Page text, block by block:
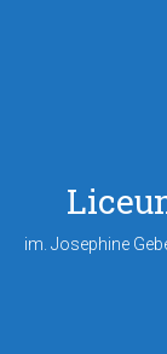
im. Josephine